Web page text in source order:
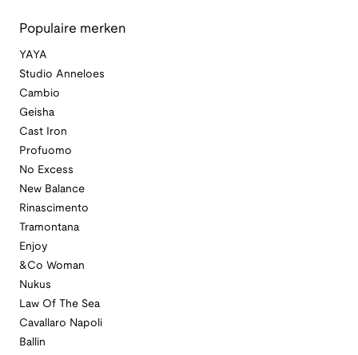
Populaire merken
YAYA
Studio Anneloes
Cambio
Geisha
Cast Iron
Profuomo
No Excess
New Balance
Rinascimento
Tramontana
Enjoy
&Co Woman
Nukus
Law Of The Sea
Cavallaro Napoli
Ballin